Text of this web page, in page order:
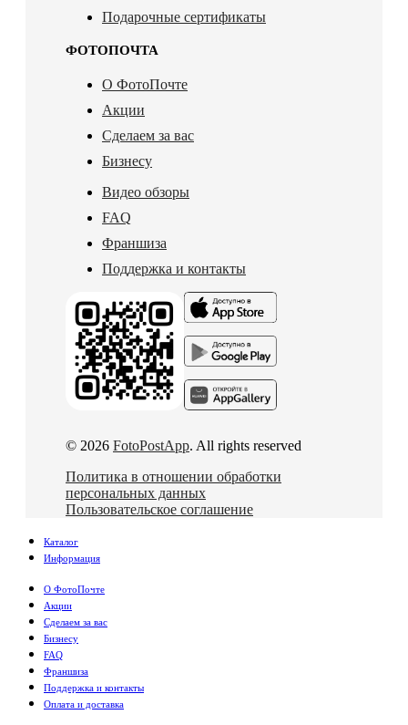
Подарочные сертификаты
ФОТОПОЧТА
О ФотоПочте
Акции
Сделаем за вас
Бизнесу
Видео обзоры
FAQ
Франшиза
Поддержка и контакты
© 2026 FotoPostApp. All rights reserved
Политика в отношении обработки
персональных данных
Пользовательское соглашение
Каталог
Информация
О ФотоПочте
Акции
Сделаем за вас
Бизнесу
FAQ
Франшиза
Поддержка и контакты
Оплата и доставка